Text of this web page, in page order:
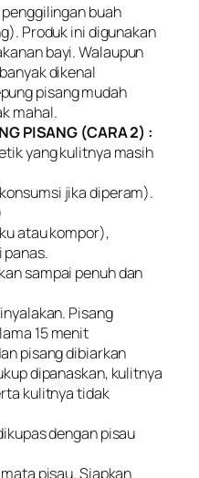
buah
Produk ini digunakan
bayi. Walaupun
dikenal
pisang mudah
mahal.
PISANG (CARA 2) :
yang kulitnya masih
jika diperam).
atau kompor),
panas.
sampai penuh dan
Pisang
15 menit
pisang dibiarkan
dipanaskan, kulitnya
kulitnya tidak
dengan pisau
pisau. Siapkan